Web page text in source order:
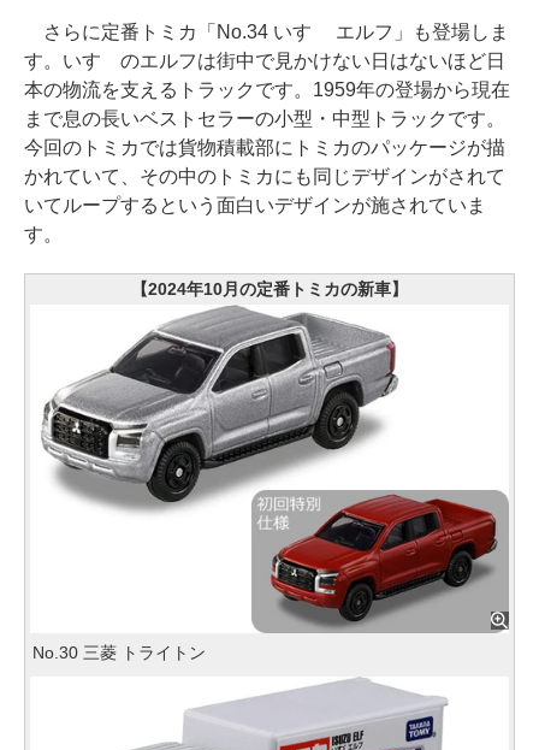
さらに定番トミカ「No.34 いすゞ エルフ」も登場しま
す。いすゞのエルフは街中で見かけない日はないほど日
本の物流を支えるトラックです。1959年の登場から現在
まで息の長いベストセラーの小型・中型トラックです。
今回のトミカでは貨物積載部にトミカのパッケージが描
かれていて、その中のトミカにも同じデザインがされて
いてループするという面白いデザインが施されていま
す。
【2024年10月の定番トミカの新車】
No.30 三菱 トライトン